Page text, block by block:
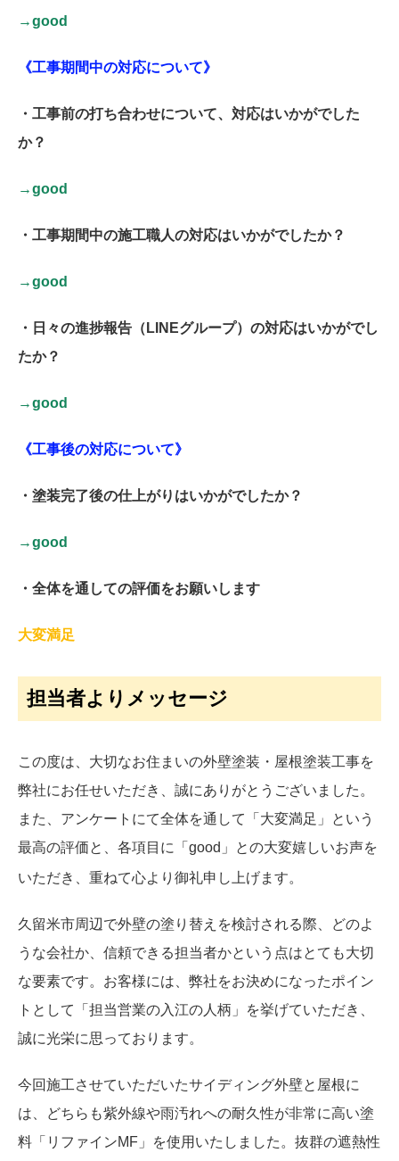
→good
《工事期間中の対応について》
・工事前の打ち合わせについて、対応はいかがでした
か？
→good
・工事期間中の施工職人の対応はいかがでしたか？
→good
・日々の進捗報告（LINEグループ）の対応はいかがでし
たか？
→good
《工事後の対応について》
・塗装完了後の仕上がりはいかがでしたか？
→good
・全体を通しての評価をお願いします
大変満足
担当者よりメッセージ
この度は、大切なお住まいの外壁塗装・屋根塗装工事を
弊社にお任せいただき、誠にありがとうございました。
また、アンケートにて全体を通して「大変満足」という
最高の評価と、各項目に「good」との大変嬉しいお声を
いただき、重ねて心より御礼申し上げます。
久留米市周辺で外壁の塗り替えを検討される際、どのよ
うな会社か、信頼できる担当者かという点はとても大切
な要素です。お客様には、弊社をお決めになったポイン
トとして「担当営業の入江の人柄」を挙げていただき、
誠に光栄に思っております。
今回施工させていただいたサイディング外壁と屋根に
は、どちらも紫外線や雨汚れへの耐久性が非常に高い塗
料「リファインMF」を使用いたしました。抜群の遮熱性